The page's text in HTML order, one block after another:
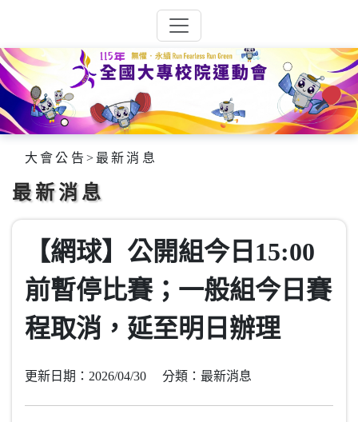
大會公告 > 最新消息
最新消息
【網球】公開組今日15:00
前暫停比賽；一般組今日賽
程取消，延至明日辦理
更新日期：2026/04/30 分類：最新消息